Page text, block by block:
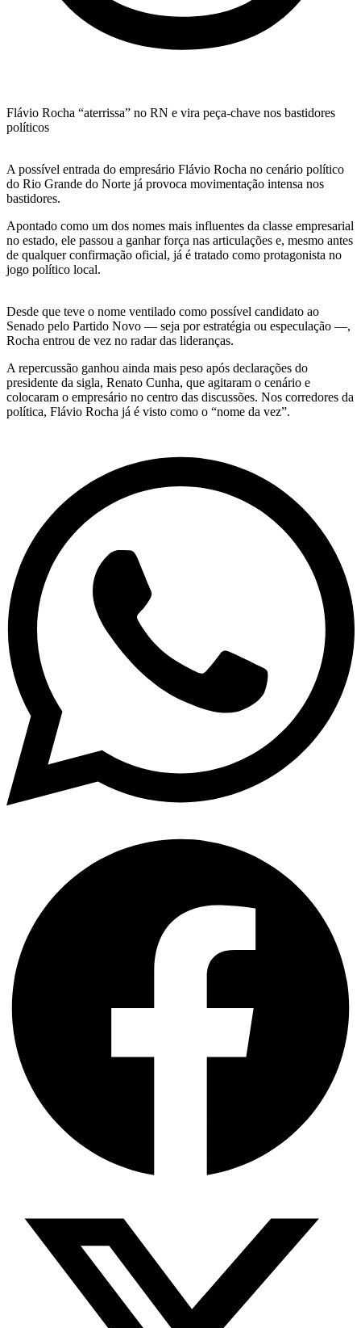
Flávio Rocha “aterrissa” no RN e vira peça-chave nos bastidores
políticos
A possível entrada do empresário Flávio Rocha no cenário político
do Rio Grande do Norte já provoca movimentação intensa nos
bastidores.
Apontado como um dos nomes mais influentes da classe empresarial
no estado, ele passou a ganhar força nas articulações e, mesmo antes
de qualquer confirmação oficial, já é tratado como protagonista no
jogo político local.
Desde que teve o nome ventilado como possível candidato ao
Senado pelo Partido Novo — seja por estratégia ou especulação —,
Rocha entrou de vez no radar das lideranças.
A repercussão ganhou ainda mais peso após declarações do
presidente da sigla, Renato Cunha, que agitaram o cenário e
colocaram o empresário no centro das discussões. Nos corredores da
política, Flávio Rocha já é visto como o “nome da vez”.